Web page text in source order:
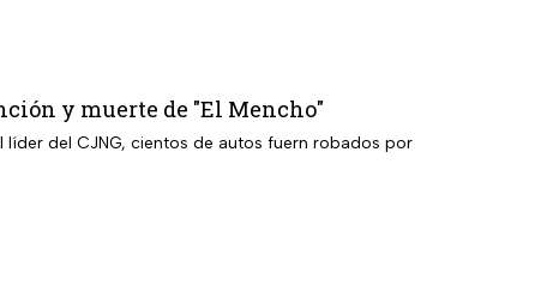
y muerte de "El Mencho"
del CJNG, cientos de autos fuern robados por